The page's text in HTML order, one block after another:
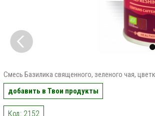
Смесь Базилика священного, зеленого чая,
добавить в Твои продукты
Код: 2152